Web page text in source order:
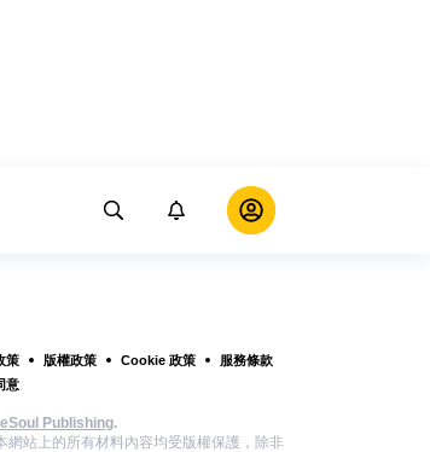
策 版權政策 Cookie 政策
服務條款
意
Publishing.
網站上的所有材料內容均受版權保護，除非